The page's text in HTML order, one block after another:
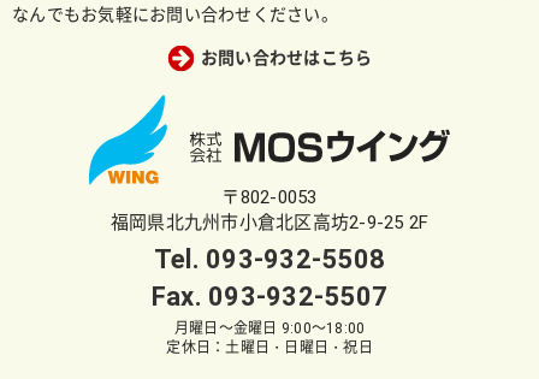
なんでもお気軽にお問い合わせください。
お問い合わせはこちら
〒802-0053
福岡県北九州市小倉北区高坊2-9-25 2F
Tel. 093-932-5508
Fax. 093-932-5507
月曜日～金曜日 9:00～18:00
定休日：土曜日・日曜日・祝日